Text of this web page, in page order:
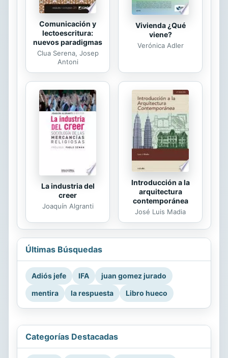
Comunicación y
lectoescritura:
nuevos paradigmas
Clua Serena, Josep
Antoni
Vivienda ¿Qué
viene?
Verónica Adler
La industria del
creer
Joaquín Algranti
Introducción a la
arquitectura
contemporánea
José Luis Madia
Últimas Búsquedas
Adiós jefe IFA
juan gomez jurado
mentira
la respuesta Libro hueco
Categorías Destacadas